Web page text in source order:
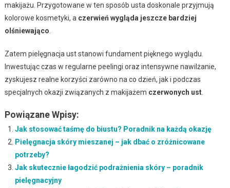
makijażu. Przygotowane w ten sposób usta doskonale przyjmują
kolorowe kosmetyki, a czerwień wygląda jeszcze bardziej
olśniewająco
Zatem pielęgnacja ust stanowi fundament pięknego wyglądu.
Inwestując czas w regularne peelingi oraz intensywne nawilżanie,
zyskujesz realne korzyści zarówno na co dzień, jak i podczas
specjalnych okazji związanych z makijażem czerwonych ust.
Powiązane Wpisy:
Jak stosować taśmę do biustu? Poradnik na każdą okazję
Pielęgnacja skóry mieszanej – jak dbać o zróżnicowane
potrzeby?
Jak skutecznie łagodzić podrażnienia skóry – poradnik
pielęgnacyjny